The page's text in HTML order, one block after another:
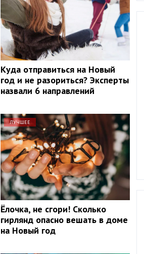
Куда отправиться на Новый
год и не разориться? Эксперты
назвали 6 направлений
ЛУЧШЕЕ
Ёлочка, не сгори! Сколько
гирлянд опасно вешать в доме
на Новый год